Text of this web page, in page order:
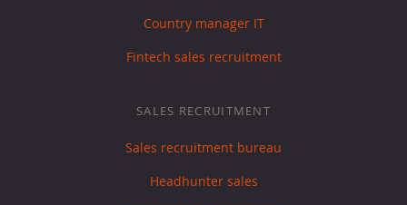
Country manager IT
Fintech sales recruitment
SALES RECRUITMENT
Sales recruitment bureau
Headhunter sales